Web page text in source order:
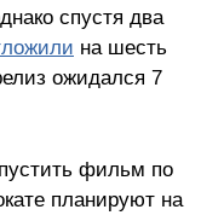
спустя два
на шесть
ожидался 7
фильм по
планируют на